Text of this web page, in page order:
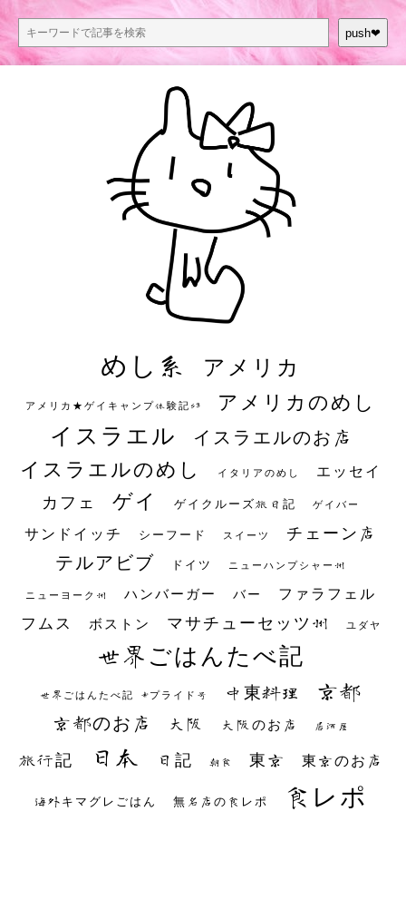
push❤︎
めし系 アメリカ
アメリカ★ゲイキャンプ体験記S3 アメリカのめし
イスラエル イスラエルのお店
イスラエルのめし イタリアのめし エッセイ
カフェ ゲイ ゲイクルーズ旅日記 ゲイバー
サンドイッチ シーフード スイーツ チェーン店
テルアビブ ドイツ ニューハンプシャー州
ニューヨーク州 ハンバーガー バー ファラフェル
フムス ボストン マサチューセッツ州 ユダヤ
世界ごはんたべ記
世界ごはんたべ記 #プライド号 中東料理 京都
京都のお店 大阪 大阪のお店 居酒屋
旅行記 日本 日記 朝食 東京 東京のお店
海外キマグレごはん 無名店の食レポ 食レポ